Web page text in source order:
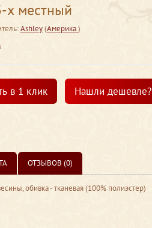
х местный
Ashley(Америка)
в 1 клик Нашли дешевле?
ОТЗЫВОВ (0)
обивка - тканевая (100% полиэстер)